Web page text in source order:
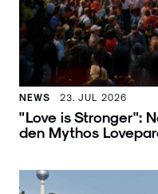
NEWS 23. JUL 2026
"Love is Stronger":
den Mythos